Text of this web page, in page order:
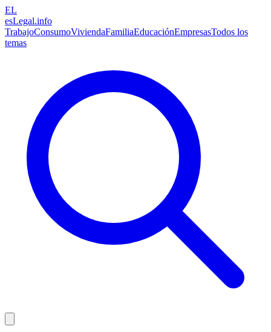
EL
esLegal.info
TrabajoConsumoViviendaFamiliaEducaciónEmpresasTodos los
temas